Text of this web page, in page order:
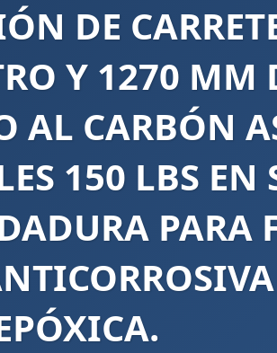
DE
Y 1270 MM
AL CARBÓN
150 LBS EN
PARA